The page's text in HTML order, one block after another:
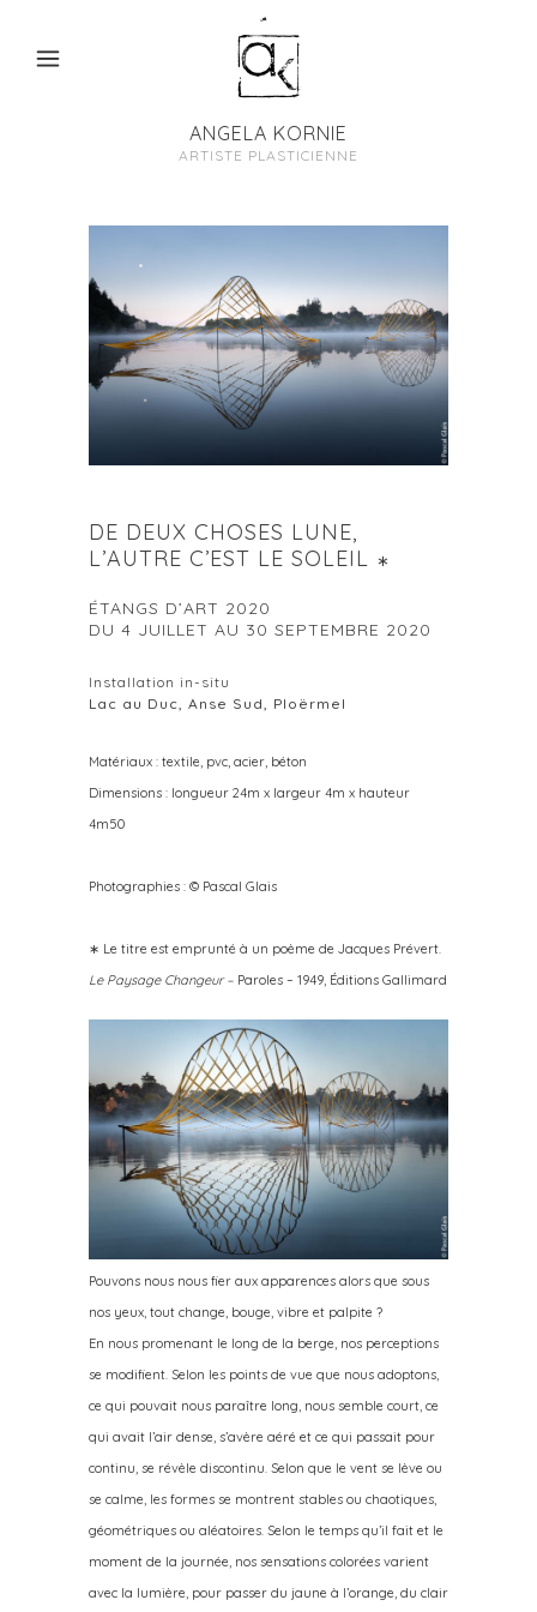
ANGELA KORNIE
ARTISTE PLASTICIENNE
DE DEUX CHOSES LUNE,
L’AUTRE C’EST LE SOLEIL ∗
ÉTANGS D’ART 2020
DU 4 JUILLET AU 30 SEPTEMBRE 2020
Installation in-situ
Lac au Duc, Anse Sud, Ploërmel
Matériaux : textile, pvc, acier, béton
Dimensions : longueur 24m x largeur 4m x hauteur
4m50
Photographies : © Pascal Glais
∗ Le titre est emprunté à un poème de Jacques Prévert.
Le Paysage Changeur – Paroles – 1949, Éditions Gallimard
Pouvons nous nous fier aux apparences alors que sous
nos yeux, tout change, bouge, vibre et palpite ?
En nous promenant le long de la berge, nos perceptions
se modifient. Selon les points de vue que nous adoptons,
ce qui pouvait nous paraître long, nous semble court, ce
qui avait l’air dense, s’avère aéré et ce qui passait pour
continu, se révèle discontinu. Selon que le vent se lève ou
se calme, les formes se montrent stables ou chaotiques,
géométriques ou aléatoires. Selon le temps qu’il fait et le
moment de la journée, nos sensations colorées varient
avec la lumière, pour passer du jaune à l’orange, du clair